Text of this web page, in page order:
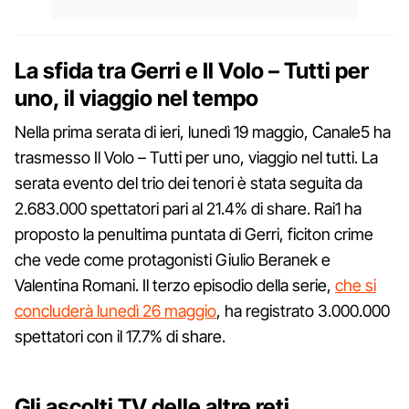
La sfida tra Gerri e Il Volo – Tutti per
uno, il viaggio nel tempo
Nella prima serata di ieri, lunedì 19 maggio, Canale5 ha
trasmesso Il Volo – Tutti per uno, viaggio nel tutti. La
serata evento del trio dei tenori è stata seguita da
2.683.000 spettatori pari al 21.4% di share. Rai1 ha
proposto la penultima puntata di Gerri, ficiton crime
che vede come protagonisti Giulio Beranek e
Valentina Romani. Il terzo episodio della serie, che si
concluderà lunedì 26 maggio, ha registrato 3.000.000
spettatori con il 17.7% di share.